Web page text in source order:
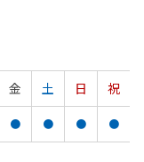
金 土 日
祝
● ● ● ●